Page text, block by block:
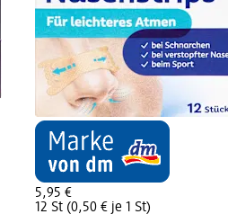
5,95 €
12 St (0,50 € je 1 St)